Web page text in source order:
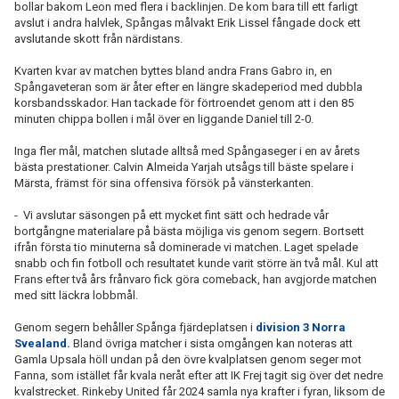
bollar bakom Leon med flera i backlinjen. De kom bara till ett farligt
avslut i andra halvlek, Spångas målvakt Erik Lissel fångade dock ett
avslutande skott från närdistans.
Kvarten kvar av matchen byttes bland andra Frans Gabro in, en
Spångaveteran som är åter efter en längre skadeperiod med dubbla
korsbandsskador. Han tackade för förtroendet genom att i den 85
minuten chippa bollen i mål över en liggande Daniel till 2-0.
Inga fler mål, matchen slutade alltså med Spångaseger i en av årets
bästa prestationer. Calvin Almeida Yarjah utsågs till bäste spelare i
Märsta, främst för sina offensiva försök på vänsterkanten.
- Vi avslutar säsongen på ett mycket fint sätt och hedrade vår
bortgångne materialare på bästa möjliga vis genom segern. Bortsett
ifrån första tio minuterna så dominerade vi matchen. Laget spelade
snabb och fin fotboll och resultatet kunde varit större än två mål. Kul att
Frans efter två års frånvaro fick göra comeback, han avgjorde matchen
med sitt läckra lobbmål.
Genom segern behåller Spånga fjärdeplatsen i division 3 Norra
Svealand. Bland övriga matcher i sista omgången kan noteras att
Gamla Upsala höll undan på den övre kvalplatsen genom seger mot
Fanna, som istället får kvala neråt efter att IK Frej tagit sig över det nedre
kvalstrecket. Rinkeby United får 2024 samla nya krafter i fyran, liksom de